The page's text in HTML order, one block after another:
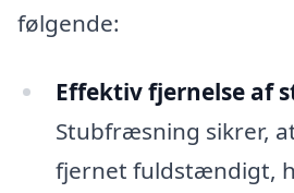
følgende:
Effektiv fjernelse af
Stubfræsning sikrer,
fjernet fuldstændigt,